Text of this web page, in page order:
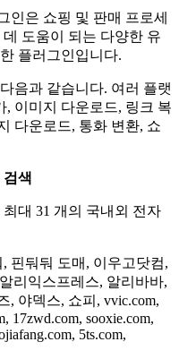
인은 쇼핑 및 판매 프로세
도움이 되는 다양한 유
플러그인입니다.
음과 같습니다. 여러 플랫
, 이미지 다운로드, 링크 복
다운로드, 통화 변환, 쇼
색
대 31 개의 국내외 전자
핀둬둬 도매, 이우고닷컴,
리익스프레스, 알리바바,
, 야덱스, 쇼피, vvic.com,
17zwd.com, sooxie.com,
5ts.com,